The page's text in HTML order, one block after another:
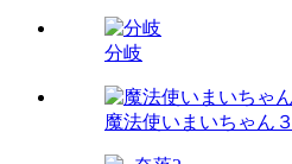
分岐
魔法使いまいちゃん３